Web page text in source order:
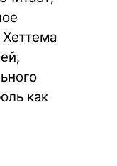
как